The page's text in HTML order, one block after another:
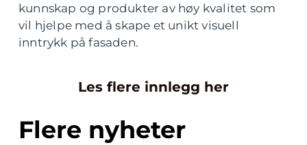
kunnskap og produkter av høy kvalitet som
vil hjelpe med å skape et unikt visuell
inntrykk på fasaden.
Les flere innlegg her
Flere nyheter